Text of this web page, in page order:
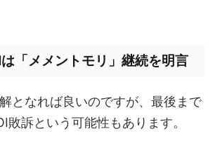
「メメントモリ」継続を明言
となれば良いのですが、最後まで
敗訴という可能性もあります。